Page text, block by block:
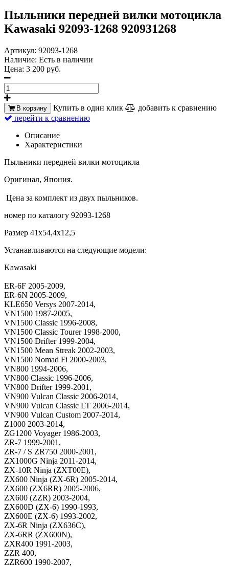
Пыльники передней вилки мотоцикла
Kawasaki 92093-1268 920931268
Артикул: 92093-1268
Наличие: Есть в наличии
Цена: 3 200 руб.
В корзину Купить в один клик
добавить к сравнению
перейти к сравнению
Описание
Характеристики
Пыльники передней вилки мотоцикла
Оригинал, Япония.
Цена за комплект из двух пыльников.
номер по каталогу 92093-1268
Размер 41x54,4x12,5
Устанавливаются на следующие модели:
Kawasaki
ER-6F 2005-2009,
ER-6N 2005-2009,
KLE650 Versys 2007-2014,
VN1500 1987-2005,
VN1500 Classic 1996-2008,
VN1500 Classic Tourer 1998-2000,
VN1500 Drifter 1999-2004,
VN1500 Mean Streak 2002-2003,
VN1500 Nomad Fi 2000-2003,
VN800 1994-2006,
VN800 Classic 1996-2006,
VN800 Drifter 1999-2001,
VN900 Vulcan Classic 2006-2014,
VN900 Vulcan Classic LT 2006-2014,
VN900 Vulcan Custom 2007-2014,
Z1000 2003-2014,
ZG1200 Voyager 1986-2003,
ZR-7 1999-2001,
ZR-7 / S ZR750 2000-2001,
ZX1000G Ninja 2011-2014,
ZX-10R Ninja (ZXT00E),
ZX600 Ninja (ZX-6R) 2005-2014,
ZX600 (ZX6RR) 2005-2006,
ZX600 (ZZR) 2003-2004,
ZX600D (ZX-6) 1990-1993,
ZX600E (ZX-6) 1993-2002,
ZX-6R Ninja (ZX636C),
ZX-6RR (ZX600N),
ZXR400 1991-2003,
ZZR 400,
ZZR600 1990-2007,